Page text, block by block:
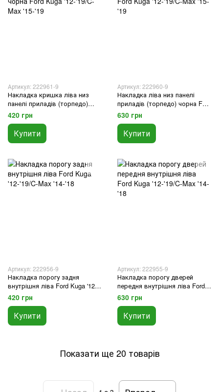
Артикул: 222961-9
Накладка кришка ліва низ
панелі приладів (торпедо)
чорна Ford Kuga '12-'19/C-Max
'15-'19
420 грн
Купити
Артикул: 222960-9
Накладка ліва низ панелі
приладів (торпедо) чорна Ford
Kuga '12-'19/C-Max '15-'19
630 грн
Купити
Артикул: 222956-9
Накладка порогу задня
внутрішня ліва Ford Kuga '12-
'19/C-Max '14-'18
420 грн
Купити
Артикул: 222955-9
Накладка порогу дверей
передня внутрішня ліва Ford
Kuga '12-'19/C-Max '14-'18
630 грн
Купити
Показати ще 20 товарів